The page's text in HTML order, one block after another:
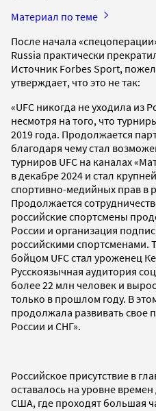
Материал по теме
После начала
Russia практически
Источник Forbes Sport,
утверждает, что это не так:
«UFC никогда не уходила из
несмотря на того, что
2019 года. Продолжается
благодаря чему стал
турниров UFC на каналах
в декабре 2024 и стал
спортивно-медийных прав в
Продолжается
российские спортсмены
России и организация
российскими спортсменами.
бойцом UFC стал уроженец
Русскоязычная аудитория
более 22 млн человек и
только в прошлом году. В
продолжала развивать свое
России и СНГ».
Российское присутствие в
оставалось на уровне
США, где проходят большая